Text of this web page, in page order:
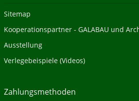
Sitemap
Kooperationspartner - GALABAU und
Ausstellung
Verlegebeispiele (Videos)
Zahlungsmethoden